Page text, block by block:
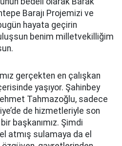
Barajı Projemizi ve
hayata geçirin
benim milletvekilliğim
gerçekten en çalışkan
yaşıyor. Şahinbey
Tahmazoğlu, sadece
de hizmetleriyle son
başkanımız. Şimdi
atmış sulamaya da el